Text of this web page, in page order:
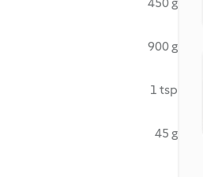
900 g
1 tsp
45 g